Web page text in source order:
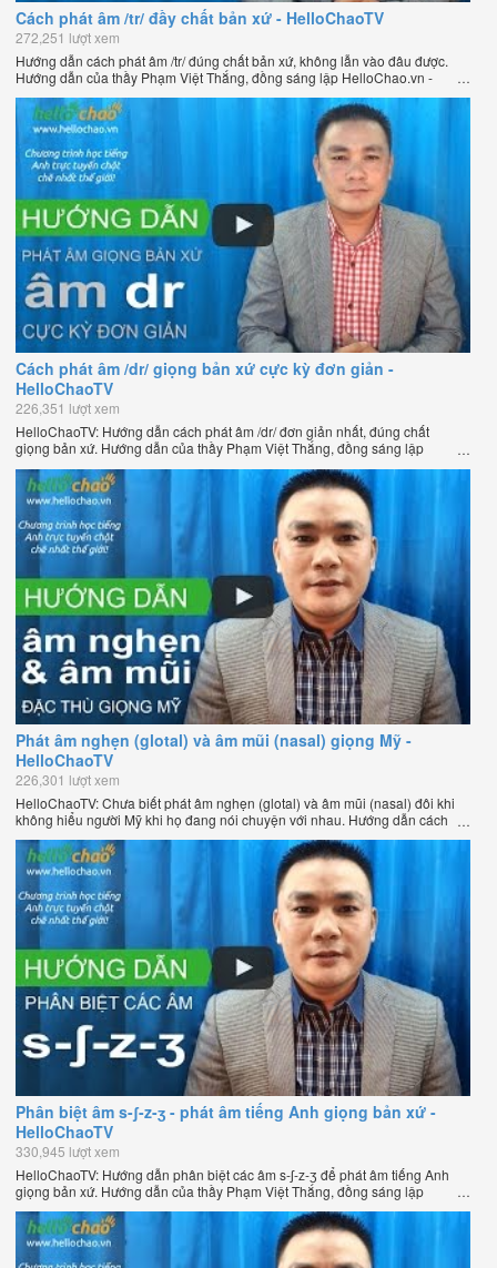
Cách phát âm /tr/ đầy chất bản xứ - HelloChaoTV
272,251 lượt xem
Hướng dẫn cách phát âm /tr/ đúng chất bản xứ, không lẫn vào đâu được.
Hướng dẫn của thầy Phạm Việt Thắng, đồng sáng lập HelloChao.vn -
Chương trình dạy tiếng Anh trực tuyến chặt chẽ nhất thế giới.
Cách phát âm /dr/ giọng bản xứ cực kỳ đơn giản -
HelloChaoTV
226,351 lượt xem
HelloChaoTV: Hướng dẫn cách phát âm /dr/ đơn giản nhất, đúng chất
giọng bản xứ. Hướng dẫn của thầy Phạm Việt Thắng, đồng sáng lập
giới.
Phát âm nghẹn (glotal) và âm mũi (nasal) giọng Mỹ -
HelloChaoTV
226,301 lượt xem
HelloChaoTV: Chưa biết phát âm nghẹn (glotal) và âm mũi (nasal) đôi khi
không hiểu người Mỹ khi họ đang nói chuyện với nhau. Hướng dẫn cách
phát âm tiếng Anh giọng Mỹ theo phương pháp đọc tách ghép âm đặc biệt
của thầy Phạm Việt Thắng, đồng sáng lập HelloChao.vn - Chương trình
dạy tiếng Anh trực tuyến chặt chẽ nhất thế giới.
Phân biệt âm s-ʃ-z-ʒ - phát âm tiếng Anh giọng bản xứ -
HelloChaoTV
330,945 lượt xem
HelloChaoTV: Hướng dẫn phân biệt các âm s-ʃ-z-ʒ để phát âm tiếng Anh
giọng bản xứ. Hướng dẫn của thầy Phạm Việt Thắng, đồng sáng lập
HelloChao.vn - Chương trình dạy tiếng Anh trực tuyến chặt chẽ nhất thế
giới.